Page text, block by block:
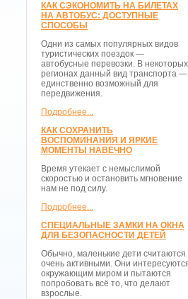
КАК СЭКОНОМИТЬ НА БИЛЕТАХ
НА АВТОБУС: ДОСТУПНЫЕ
СПОСОБЫ
Одни из самых популярных видов
туристических поездок —
автобусные перевозки. В некоторых
регионах данный вид транспорта —
единственно возможный для
передвижения.
Подробнее...
КАК СОХРАНИТЬ
ВОСПОМИНАНИЯ И ЯРКИЕ
МОМЕНТЫ НАВЕЧНО
Время утекает с немыслимой
скоростью и остановить мгновение
нам не под силу.
Подробнее...
СПЕЦИАЛЬНЫЕ ЗАМКИ НА ОКНА
ДЛЯ БЕЗОПАСНОСТИ ДЕТЕЙ
Обычно, маленькие дети считаются
очень активными. Они
окружающим миром и пытаются
попробовать всё то, что делают
взрослые.